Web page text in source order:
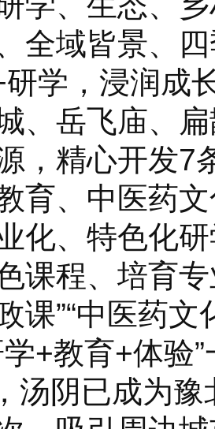
全域皆景、
学，浸润成
、岳飞庙、
，精心开发7
育、中医药
化、特色化
课程、培育
课”“中医药文
学+教育+体验
汤阴已成为